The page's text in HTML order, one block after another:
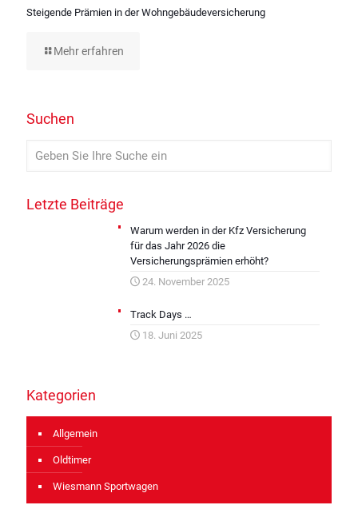
Steigende Prämien in der Wohngebäudeversicherung
Mehr erfahren
Suchen
Letzte Beiträge
Warum werden in der Kfz Versicherung
für das Jahr 2026 die
Versicherungsprämien erhöht?
24. November 2025
Track Days …
18. Juni 2025
Kategorien
Allgemein
Oldtimer
Wiesmann Sportwagen